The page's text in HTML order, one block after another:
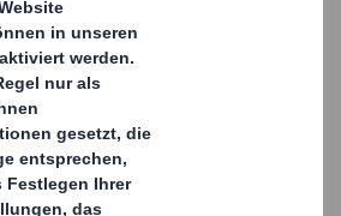
Services GmbH ist, als
Gruppe, ein unabhängiger
Bereichen Verpackungs-
Verpackungs-Services.
und optimiert